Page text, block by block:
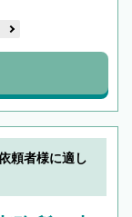
頼者様に適し